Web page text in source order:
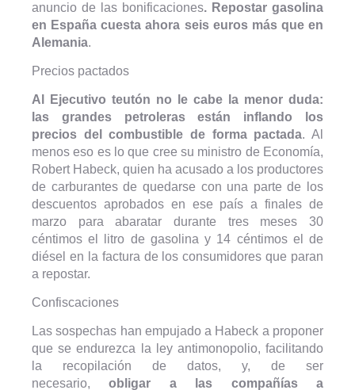
anuncio de las bonificaciones. Repostar gasolina
en España cuesta ahora seis euros más que en
Alemania.
Precios pactados
Al Ejecutivo teutón no le cabe la menor duda:
las grandes petroleras están inflando los
precios del combustible de forma pactada. Al
menos eso es lo que cree su ministro de Economía,
Robert Habeck, quien ha acusado a los productores
de carburantes de quedarse con una parte de los
descuentos aprobados en ese país a finales de
marzo para abaratar durante tres meses 30
céntimos el litro de gasolina y 14 céntimos el de
diésel en la factura de los consumidores que paran
a repostar.
Confiscaciones
Las sospechas han empujado a Habeck a proponer
que se endurezca la ley antimonopolio, facilitando
la recopilación de datos, y, de ser
necesario,obligar a las compañías a